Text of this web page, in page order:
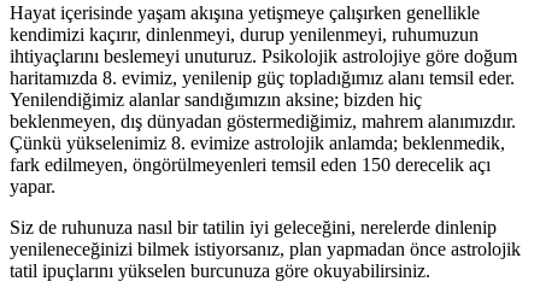
Hayat içerisinde yaşam akışına yetişmeye çalışırken genellikle
kendimizi kaçırır, dinlenmeyi, durup yenilenmeyi, ruhumuzun
ihtiyaçlarını beslemeyi unuturuz. Psikolojik astrolojiye göre doğum
haritamızda 8. evimiz, yenilenip güç topladığımız alanı temsil eder.
Yenilendiğimiz alanlar sandığımızın aksine; bizden hiç
beklenmeyen, dış dünyadan göstermediğimiz, mahrem alanımızdır.
Çünkü yükselenimiz 8. evimize astrolojik anlamda; beklenmedik,
fark edilmeyen, öngörülmeyenleri temsil eden 150 derecelik açı
yapar.
Siz de ruhunuza nasıl bir tatilin iyi geleceğini, nerelerde dinlenip
yenileneceğinizi bilmek istiyorsanız, plan yapmadan önce astrolojik
tatil ipuçlarını yükselen burcunuza göre okuyabilirsiniz.